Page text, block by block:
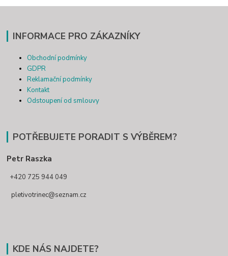
INFORMACE PRO ZÁKAZNÍKY
Obchodní podmínky
GDPR
Reklamační podmínky
Kontakt
Odstoupení od smlouvy
POTŘEBUJETE PORADIT S VÝBĚREM?
Petr Raszka
+420 725 944 049
pletivotrinec@seznam.cz
KDE NÁS NAJDETE?